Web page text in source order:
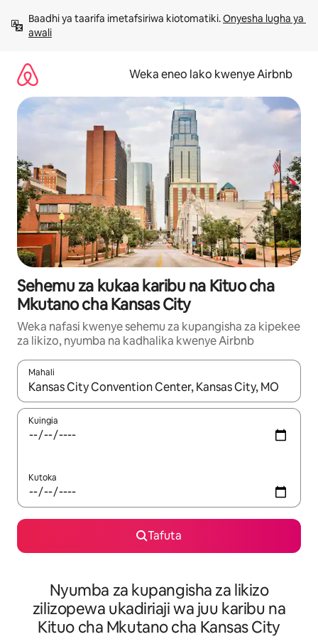
kwenda
kwenye
Baadhi ya taarifa imetafsiriwa kiotomatiki. Onyesha lugha ya
awali
Weka eneo lako kwenye Airbnb
Sehemu za kukaa karibu na Kituo cha
Mkutano cha Kansas City
Weka nafasi kwenye sehemu za kupangisha za kipekee
za likizo, nyumba na kadhalika kwenye Airbnb
Mahali
Wakati matokeo yanapatikana, vinjari kwa kutumia vitufe vya
Kuingia
Kutoka
Tafuta
Nyumba za kupangisha za likizo
zilizopewa ukadiriaji wa juu karibu na
Kituo cha Mkutano cha Kansas City